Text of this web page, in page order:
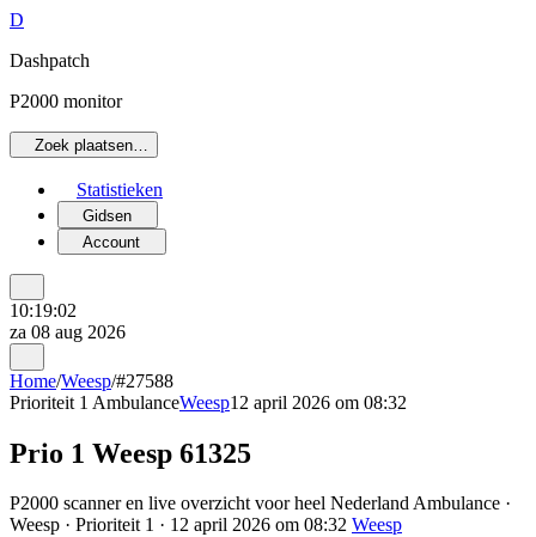
D
Dashpatch
P2000 monitor
Zoek plaatsen…
Statistieken
Gidsen
Account
10:19:02
za 08 aug 2026
Home/Weesp/#27588
Prioriteit 1 AmbulanceWeesp12 april 2026 om 08:32
Prio 1 Weesp 61325
P2000 scanner en live overzicht voor heel Nederland Ambulance ·
Weesp · Prioriteit 1 · 12 april 2026 om 08:32 Weesp